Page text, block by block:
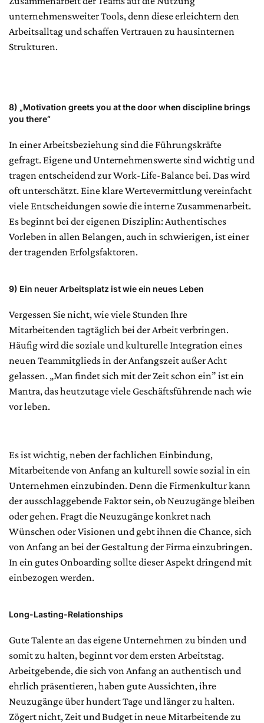
unternehmensweiter Tools, denn diese erleichtern den
Arbeitsalltag und schaffen Vertrauen zu hausinternen
Strukturen.
8) „Motivation greets you at the door when discipline brings
you there“
In einer Arbeitsbeziehung sind die Führungskräfte
gefragt. Eigene und Unternehmenswerte sind wichtig und
tragen entscheidend zur Work-Life-Balance bei. Das wird
oft unterschätzt. Eine klare Wertevermittlung vereinfacht
viele Entscheidungen sowie die interne Zusammenarbeit.
Es beginnt bei der eigenen Disziplin: Authentisches
Vorleben in allen Belangen, auch in schwierigen, ist einer
der tragenden Erfolgsfaktoren.
9) Ein neuer Arbeitsplatz ist wie ein neues Leben
Vergessen Sie nicht, wie viele Stunden Ihre
Mitarbeitenden tagtäglich bei der Arbeit verbringen.
Häufig wird die soziale und kulturelle Integration eines
neuen Teammitglieds in der Anfangszeit außer Acht
gelassen. „Man findet sich mit der Zeit schon ein” ist ein
Mantra, das heutzutage viele Geschäftsführende nach wie
vor leben.
Es ist wichtig, neben der fachlichen Einbindung,
Mitarbeitende von Anfang an kulturell sowie sozial in ein
Unternehmen einzubinden. Denn die Firmenkultur kann
der ausschlaggebende Faktor sein, ob Neuzugänge bleiben
oder gehen. Fragt die Neuzugänge konkret nach
Wünschen oder Visionen und gebt ihnen die Chance, sich
von Anfang an bei der Gestaltung der Firma einzubringen.
In ein gutes Onboarding sollte dieser Aspekt dringend mit
einbezogen werden.
Long-Lasting-Relationships
Gute Talente an das eigene Unternehmen zu binden und
somit zu halten, beginnt vor dem ersten Arbeitstag.
Arbeitgebende, die sich von Anfang an authentisch und
ehrlich präsentieren, haben gute Aussichten, ihre
Neuzugänge über hundert Tage und länger zu halten.
Zögert nicht, Zeit und Budget in neue Mitarbeitende zu